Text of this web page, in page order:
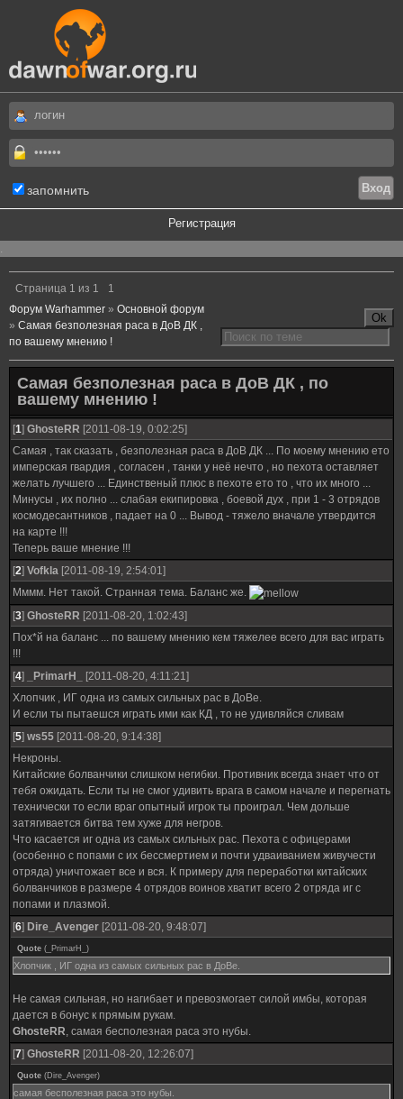
запомнить
Регистрация
.
Страница 1 из 1
1
Форум Warhammer » Основной форум
» Самая безполезная раса в ДоВ ДК ,
по вашему мнению !
Самая безполезная раса в ДоВ ДК , по
вашему мнению !
[1] GhosteRR [2011-08-19, 0:02:25]
Самая , так сказать , безполезная раса в ДоВ ДК ... По моему мнению ето
имперская гвардия , согласен , танки у неё нечто , но пехота оставляет
желать лучшего ... Единственый плюс в пехоте ето то , что их много ...
Минусы , их полно ... слабая екипировка , боевой дух , при 1 - 3 отрядов
космодесантников , падает на 0 ... Вывод - тяжело вначале утвердится
на карте !!!
Теперь ваше мнение !!!
[2] Vofkla [2011-08-19, 2:54:01]
Мммм. Нет такой. Странная тема. Баланс же.
[3] GhosteRR [2011-08-20, 1:02:43]
Пох*й на баланс ... по вашему мнению кем тяжелее всего для вас играть
!!!
[4] _PrimarH_
[2011-08-20, 4:11:21]
Хлопчик , ИГ одна из самых сильных рас в ДоВе.
И если ты пытаешся играть ими как КД , то не удивляйся сливам
[5] ws55 [2011-08-20, 9:14:38]
Некроны.
Китайские болванчики слишком негибки. Противник всегда знает что от
тебя ожидать. Если ты не смог удивить врага в самом начале и перегнать
технически то если враг опытный игрок ты проиграл. Чем дольше
затягивается битва тем хуже для негров.
Что касается иг одна из самых сильных рас. Пехота с офицерами
(особенно с попами с их бессмертием и почти удваиванием живучести
отряда) уничтожает все и вся. К примеру для переработки китайских
болванчиков в размере 4 отрядов воинов хватит всего 2 отряда иг с
попами и плазмой.
[6] Dire_Avenger [2011-08-20, 9:48:07]
Quote ( _PrimarH_ )
Хлопчик , ИГ одна из самых сильных рас в ДоВе.
Не самая сильная, но нагибает и превозмогает силой имбы, которая
дается в бонус к прямым рукам.
GhosteRR, самая бесполезная раса это нубы.
[7] GhosteRR [2011-08-20, 12:26:07]
Quote (Dire_Avenger)
самая бесполезная раса это нубы.